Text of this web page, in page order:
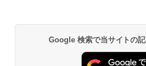
Google 検索で当サイトの